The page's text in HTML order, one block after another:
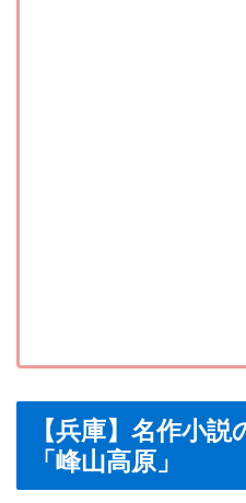
【兵庫】名作小
「峰山高原」